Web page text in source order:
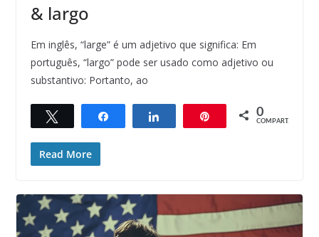
& largo
Em inglês, “large” é um adjetivo que significa: Em
português, “largo” pode ser usado como adjetivo ou
substantivo: Portanto, ao
Compartilhar Compartilhar 0
COMPART.
Read More